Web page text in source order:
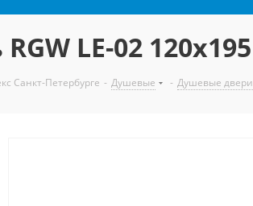
LE-02 120x195
Санкт-Петербурге - Душевые - Душевые двери